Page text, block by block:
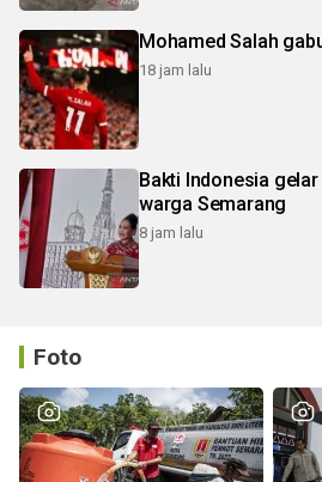
Mohamed Salah
18 jam lalu
Bakti Indonesia
warga Semarang
8 jam lalu
Foto